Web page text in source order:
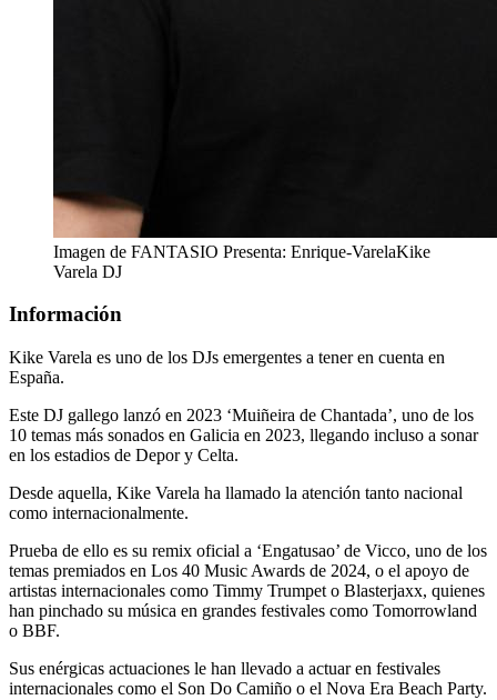
Imagen de FANTASIO Presenta: Enrique-VarelaKike
Varela DJ
Información
Kike Varela es uno de los DJs emergentes a tener en cuenta en
España.
Este DJ gallego lanzó en 2023 ‘Muiñeira de Chantada’, uno de los
10 temas más sonados en Galicia en 2023, llegando incluso a sonar
en los estadios de Depor y Celta.
Desde aquella, Kike Varela ha llamado la atención tanto nacional
como internacionalmente.
Prueba de ello es su remix oficial a ‘Engatusao’ de Vicco, uno de los
temas premiados en Los 40 Music Awards de 2024, o el apoyo de
artistas internacionales como Timmy Trumpet o Blasterjaxx, quienes
han pinchado su música en grandes festivales como Tomorrowland
o BBF.
Sus enérgicas actuaciones le han llevado a actuar en festivales
internacionales como el Son Do Camiño o el Nova Era Beach Party.